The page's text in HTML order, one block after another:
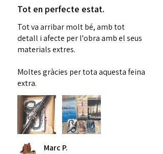
Tot en perfecte estat.
Tot va arribar molt bé, amb tot
detall i afecte per l'obra amb el seus
materials extres.
Moltes gràcies per tota aquesta feina
extra.
Marc P.